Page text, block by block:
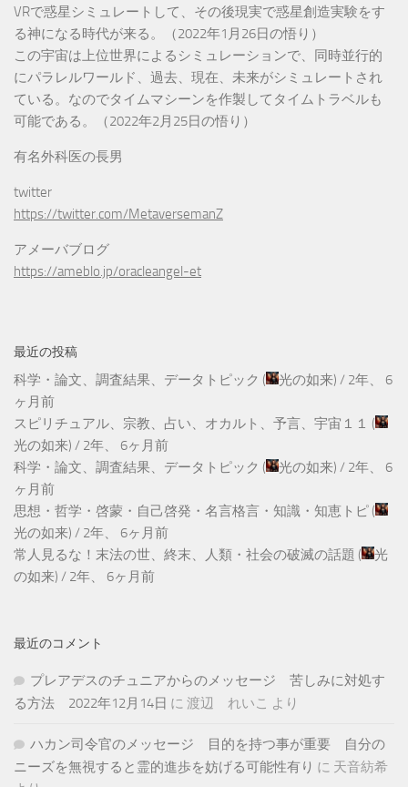
VRで惑星シミュレートして、その後現実で惑星創造実験をす
る神になる時代が来る。（2022年1月26日の悟り）
この宇宙は上位世界によるシミュレーションで、同時並行的
にパラレルワールド、過去、現在、未来がシミュレートされ
ている。なのでタイムマシーンを作製してタイムトラベルも
可能である。（2022年2月25日の悟り）
有名外科医の長男
twitter
https://twitter.com/MetaversemanZ
アメーバブログ
https://ameblo.jp/oracleangel-et
最近の投稿
科学・論文、調査結果、データトピック ( 光の如来) / 2年、 6
ヶ月前
スピリチュアル、宗教、占い、オカルト、予言、宇宙１１ (
光の如来) / 2年、 6ヶ月前
科学・論文、調査結果、データトピック ( 光の如来) / 2年、 6
ヶ月前
思想・哲学・啓蒙・自己啓発・名言格言・知識・知恵トピ (
光の如来) / 2年、 6ヶ月前
常人見るな！末法の世、終末、人類・社会の破滅の話題 (
光
の如来) / 2年、 6ヶ月前
最近のコメント
プレアデスのチュニアからのメッセージ 苦しみに対処す
る方法 2022年12月14日 に 渡辺 れいこ より
ハカン司令官のメッセージ 目的を持つ事が重要 自分の
ニーズを無視すると霊的進歩を妨げる可能性有り に 天音紡希